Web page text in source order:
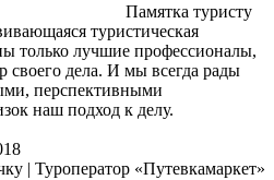
Памятка туристу
туристическая
только лучшие профессионалы,
своего дела. И мы всегда рады
перспективными
наш подход к делу.